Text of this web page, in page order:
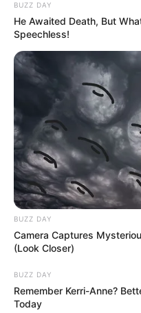
BUZZ DAY
He Awaited Death, But
Speechless!
BUZZ DAY
Camera Captures
(Look Closer)
BUZZ DAY
Remember Kerri-Anne?
Today